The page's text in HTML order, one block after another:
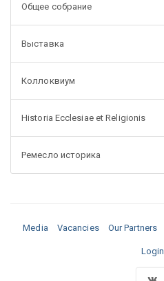
Общее собрание
Выставка
Коллоквиум
Historia Ecclesiae et Religionis
Ремесло историка
Media Vacancies Our Partners
Login